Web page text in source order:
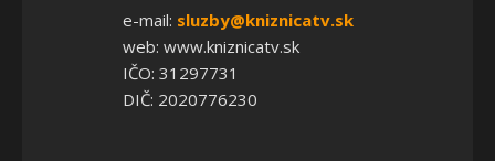
e-mail: sluzby@kniznicatv.sk
web: www.kniznicatv.sk
IČO: 31297731
DIČ: 2020776230